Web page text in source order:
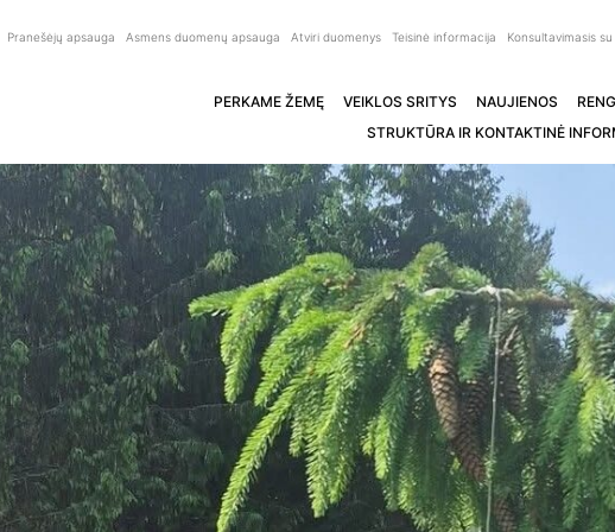
Pranešėjų apsauga Asmens duomenų apsauga Atviri duomenys Teisinė informacija Konsultavimasis
PERKAME ŽEMĘ VEIKLOS SRITYS NAUJIENOS
STRUKTŪRA IR KONTAKTINĖ